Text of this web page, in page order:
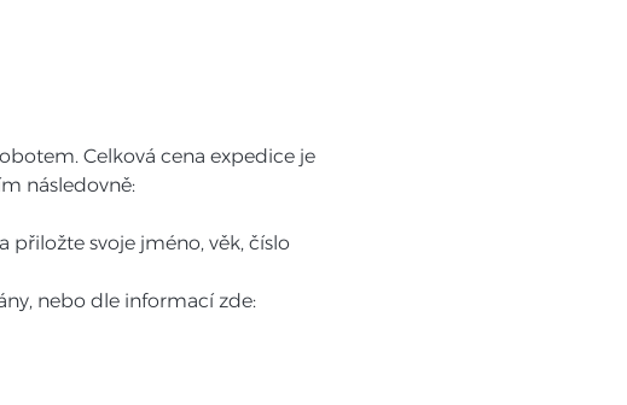
Celková cena expedice je
následovně:
svoje jméno, věk, číslo
nebo dle informací zde: